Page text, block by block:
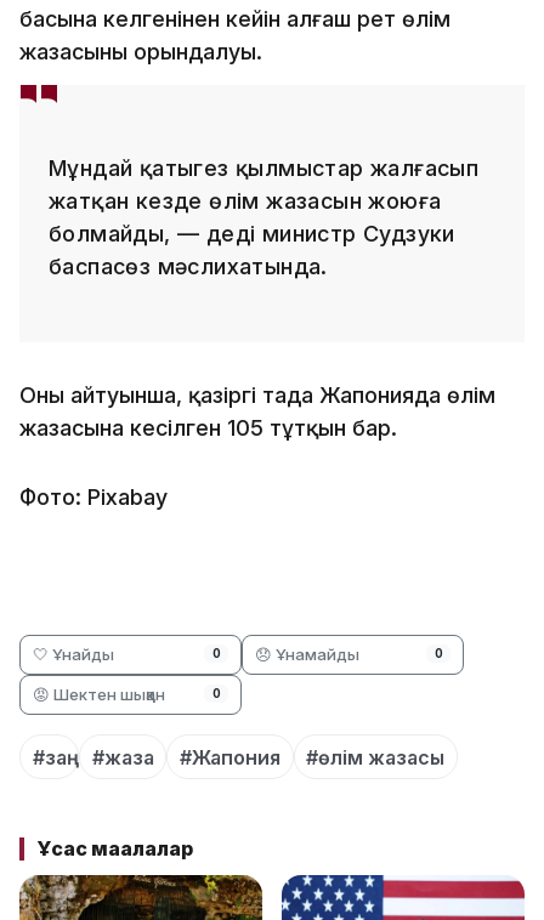
басына келгенінен кейін алғаш рет өлім
жазасының орындалуы.
Мұндай қатыгез қылмыстар жалғасып
жатқан кезде өлім жазасын жоюға
болмайды, — деді министр Судзуки
баспасөз мәслихатында.
Оның айтуынша, қазіргі таңда Жапонияда өлім
жазасына кесілген 105 тұтқын бар.
Фото: Pixabay
🤍 Ұнайды 0 😞 Ұнамайды 0
😡 Шектен шыққан 0
#заң #жаза #Жапония #өлім жазасы
Ұқсас мақалалар